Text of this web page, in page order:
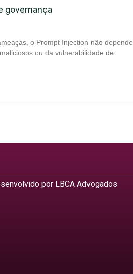
governança
o Prompt Injection não depende
ou da vulnerabilidade de
por LBCA Advogados